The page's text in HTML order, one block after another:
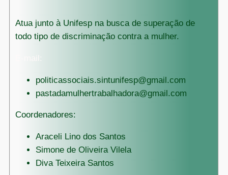
Atua junto à Unifesp na busca de superação de
todo tipo de discriminação contra a mulher.
E-mail:
politicassociais.sintunifesp@gmail.com
pastadamulhertrabalhadora@gmail.com
Coordenadores:
Araceli Lino dos Santos
Simone de Oliveira Vilela
Diva Teixeira Santos